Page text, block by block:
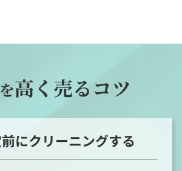
を高く売るコツ
にクリーニングする